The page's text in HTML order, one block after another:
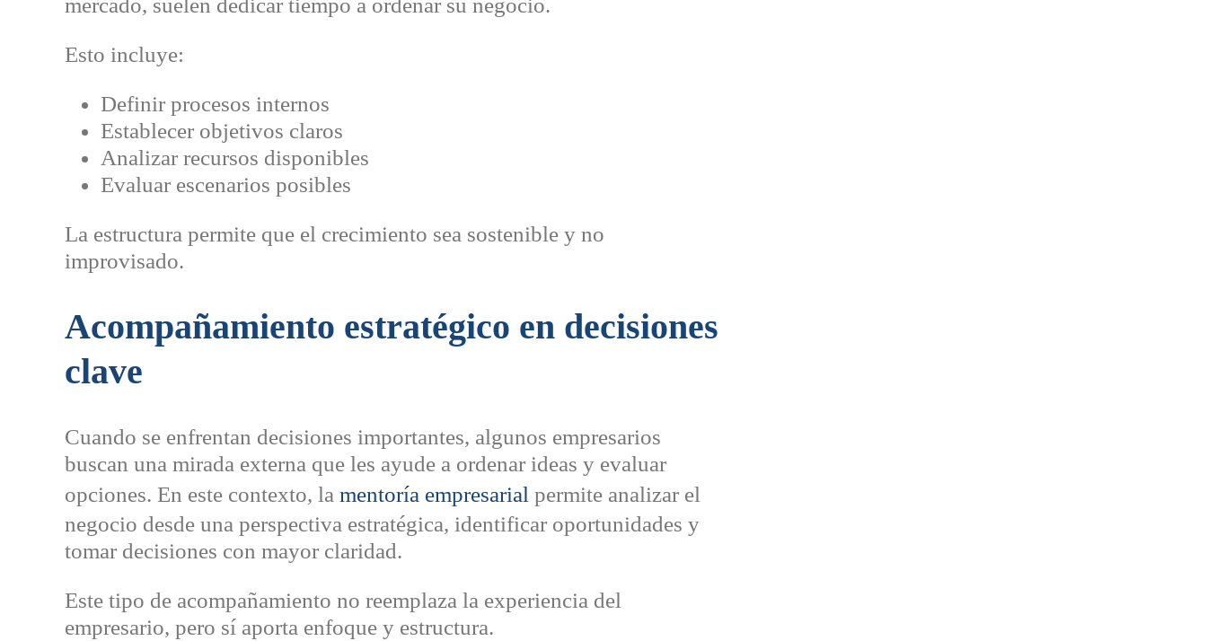
mercado, suelen dedicar tiempo a ordenar su negocio.
Esto incluye:
Definir procesos internos
Establecer objetivos claros
Analizar recursos disponibles
Evaluar escenarios posibles
La estructura permite que el crecimiento sea sostenible y no
improvisado.
Acompañamiento estratégico en decisiones
clave
Cuando se enfrentan decisiones importantes, algunos empresarios
buscan una mirada externa que les ayude a ordenar ideas y evaluar
opciones. En este contexto, la mentoría empresarial permite analizar el
negocio desde una perspectiva estratégica, identificar oportunidades y
tomar decisiones con mayor claridad.
Este tipo de acompañamiento no reemplaza la experiencia del
empresario, pero sí aporta enfoque y estructura.